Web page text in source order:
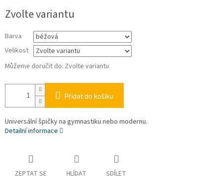
cena:
Zvolte variantu
Barva
Velikost
Můžeme doručit do: Zvolte variantu
Přidat do košíku
Universální špičky na gymnastiku nebo modernu.
Detailní informace
ZEPTAT SE HLÍDAT SDÍLET